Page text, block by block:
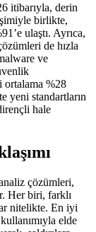
itibarıyla, derin
birlikte,
ulaştı. Ayrıca,
de hızla
ve
ortalama %28
yeni standartların
hale
çözümleri,
Her biri, farklı
nitelikte. En iyi
elde